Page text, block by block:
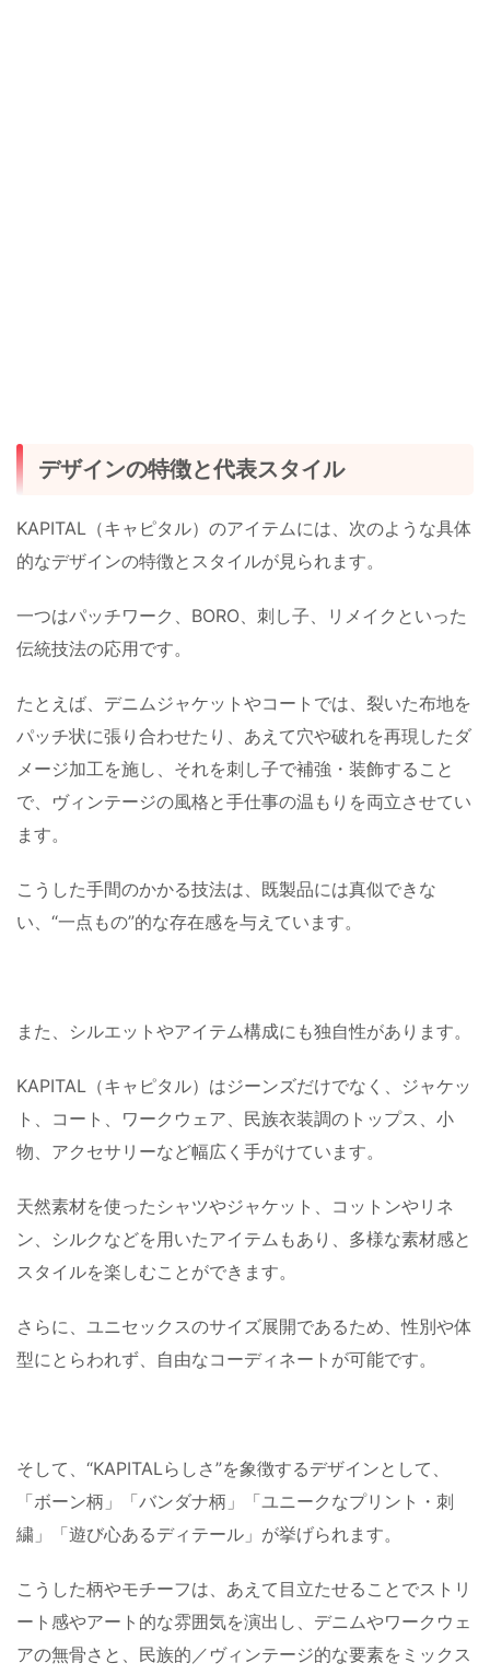
デザインの特徴と代表スタイル
KAPITAL（キャピタル）のアイテムには、次のような具体
的なデザインの特徴とスタイルが見られます。
一つはパッチワーク、BORO、刺し子、リメイクといった
伝統技法の応用です。
たとえば、デニムジャケットやコートでは、裂いた布地を
パッチ状に張り合わせたり、あえて穴や破れを再現したダ
メージ加工を施し、それを刺し子で補強・装飾すること
で、ヴィンテージの風格と手仕事の温もりを両立させてい
ます。
こうした手間のかかる技法は、既製品には真似できな
い、“一点もの”的な存在感を与えています。
また、シルエットやアイテム構成にも独自性があります。
KAPITAL（キャピタル）はジーンズだけでなく、ジャケッ
ト、コート、ワークウェア、民族衣装調のトップス、小
物、アクセサリーなど幅広く手がけています。
天然素材を使ったシャツやジャケット、コットンやリネ
ン、シルクなどを用いたアイテムもあり、多様な素材感と
スタイルを楽しむことができます。
さらに、ユニセックスのサイズ展開であるため、性別や体
型にとらわれず、自由なコーディネートが可能です。
そして、“KAPITALらしさ”を象徴するデザインとして、
「ボーン柄」「バンダナ柄」「ユニークなプリント・刺
繍」「遊び心あるディテール」が挙げられます。
こうした柄やモチーフは、あえて目立たせることでストリ
ート感やアート的な雰囲気を演出し、デニムやワークウェ
アの無骨さと、民族的／ヴィンテージ的な要素をミックス